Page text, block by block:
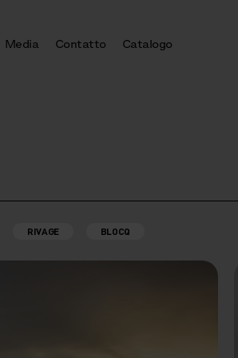
Media Contatto Catalogo
RIVAGE BLOCQ